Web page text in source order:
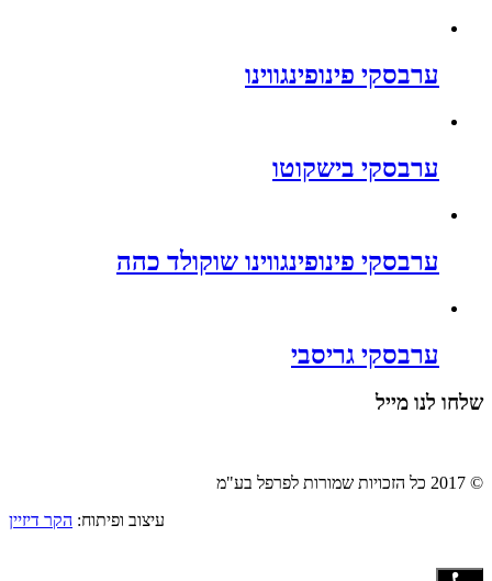
ערבסקי פינופינגווינו
ערבסקי בישקוטו
ערבסקי פינופינגווינו שוקולד כהה
ערבסקי גריסבי
שלחו לנו מייל
© 2017 כל הזכויות שמורות לפרפל בע"מ
עיצוב ופיתוח: הקר דיזיין